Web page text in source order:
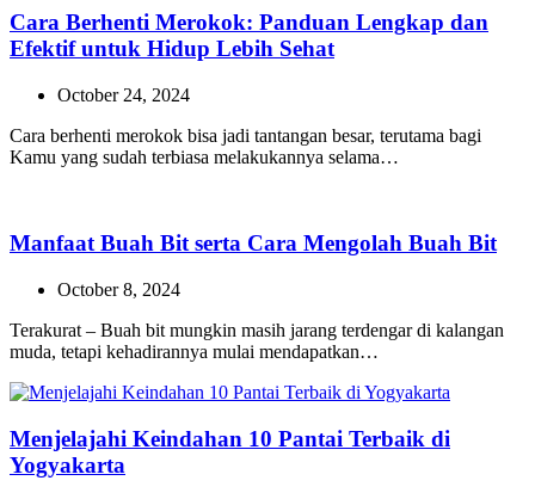
Cara Berhenti Merokok: Panduan Lengkap dan
Efektif untuk Hidup Lebih Sehat
October 24, 2024
Cara berhenti merokok bisa jadi tantangan besar, terutama bagi
Kamu yang sudah terbiasa melakukannya selama…
Manfaat Buah Bit serta Cara Mengolah Buah Bit
October 8, 2024
Terakurat – Buah bit mungkin masih jarang terdengar di kalangan
muda, tetapi kehadirannya mulai mendapatkan…
Menjelajahi Keindahan 10 Pantai Terbaik di
Yogyakarta